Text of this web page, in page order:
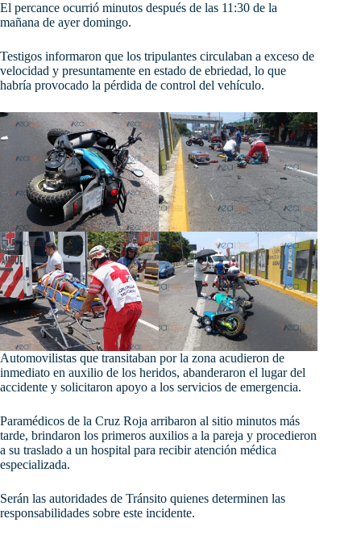
El percance ocurrió minutos después de las 11:30 de la
mañana de ayer domingo.
Testigos informaron que los tripulantes circulaban a exceso de
velocidad y presuntamente en estado de ebriedad, lo que
habría provocado la pérdida de control del vehículo.
Automovilistas que transitaban por la zona acudieron de
inmediato en auxilio de los heridos, abanderaron el lugar del
accidente y solicitaron apoyo a los servicios de emergencia.
Paramédicos de la Cruz Roja arribaron al sitio minutos más
tarde, brindaron los primeros auxilios a la pareja y procedieron
a su traslado a un hospital para recibir atención médica
especializada.
Serán las autoridades de Tránsito quienes determinen las
responsabilidades sobre este incidente.